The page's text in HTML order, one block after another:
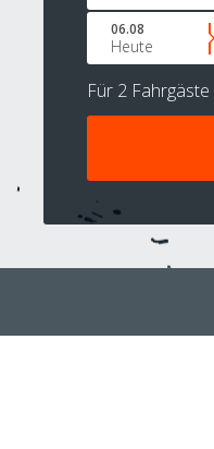
06.08
Heute
Für 2 Fahrgäste